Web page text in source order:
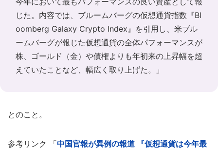
じた。内容では、ブルームバーグの仮想通貨指数『Bl
oomberg Galaxy Crypto Index』を引用し、米ブル
ームバーグが報じた仮想通貨の全体パフォーマンスが
株、ゴールド（金）や債権よりも年初来の上昇幅を超
えていたことなど、幅広く取り上げた。」
とのこと。
参考リンク 「中国官報が異例の報道 『仮想通貨は今年最